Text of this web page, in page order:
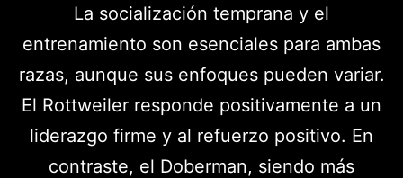
La socialización temprana y el
entrenamiento son esenciales para ambas
razas, aunque sus enfoques pueden variar.
El Rottweiler responde positivamente a un
liderazgo firme y al refuerzo positivo. En
contraste, el Doberman, siendo más